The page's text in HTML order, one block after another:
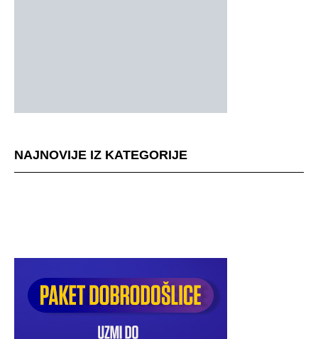
NAJNOVIJE IZ KATEGORIJE